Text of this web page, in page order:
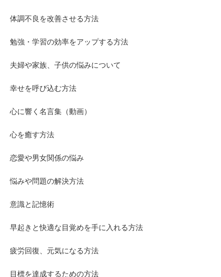
体調不良を改善させる方法
勉強・学習の効率をアップする方法
夫婦や家族、子供の悩みについて
幸せを呼び込む方法
心に響く名言集（動画）
心を癒す方法
恋愛や男女関係の悩み
悩みや問題の解決方法
意識と記憶術
早起きと快適な目覚めを手に入れる方法
疲労回復、元気になる方法
目標を達成するための方法